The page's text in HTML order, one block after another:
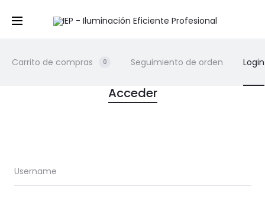
Carrito de compras 0 Seguimiento de orden Login
u
Acceder
Username